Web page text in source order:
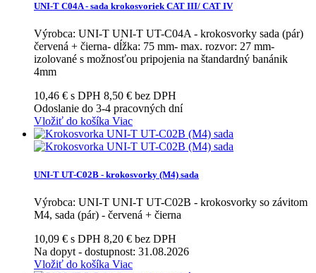
UNI-T C04A - sada krokosvoriek CAT III/ CAT IV
Výrobca: UNI-T UNI-T UT-C04A - krokosvorky sada (pár)
červená + čierna- dĺžka: 75 mm- max. rozvor: 27 mm-
izolované s možnosťou pripojenia na štandardný banánik
4mm
10,46 € s DPH 8,50 € bez DPH
Odoslanie do 3-4 pracovných dní
Vložiť do košíka Viac
UNI-T UT-C02B - krokosvorky (M4) sada
Výrobca: UNI-T UNI-T UT-C02B - krokosvorky so závitom
M4, sada (pár) - červená + čierna
10,09 € s DPH 8,20 € bez DPH
Na dopyt - dostupnost: 31.08.2026
Vložiť do košíka Viac